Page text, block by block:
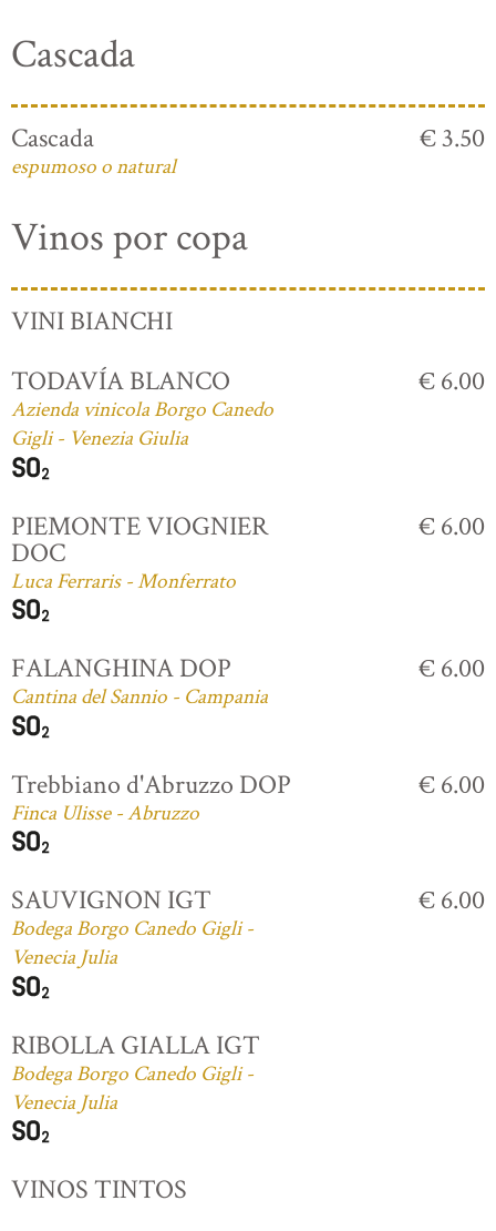
Cascada
Cascada
espumoso o natural
€ 3.50
Vinos por copa
VINI BIANCHI
TODAVÍA BLANCO
Azienda vinicola Borgo Canedo
Gigli - Venezia Giulia
€ 6.00
PIEMONTE VIOGNIER
DOC
Luca Ferraris - Monferrato
€ 6.00
FALANGHINA DOP
Cantina del Sannio - Campania
€ 6.00
Trebbiano d'Abruzzo DOP
Finca Ulisse - Abruzzo
€ 6.00
SAUVIGNON IGT
Bodega Borgo Canedo Gigli -
Venecia Julia
€ 6.00
RIBOLLA GIALLA IGT
Bodega Borgo Canedo Gigli -
Venecia Julia
VINOS TINTOS